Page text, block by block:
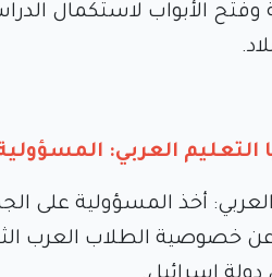
وفتح الأبواب لاستكمال
التعليم العربي:
أخذ المسؤولية على
عن خصوصية الطلاب العرب